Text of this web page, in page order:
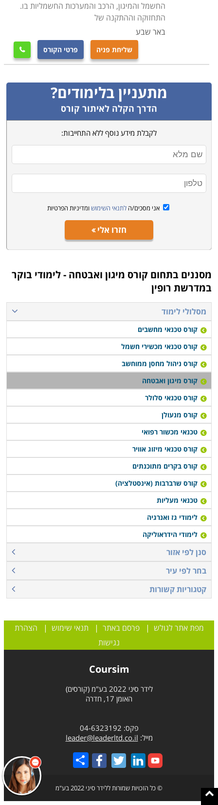
החשמל והמיגון, הרכב והמערכות החשמליות בו.
התחזוקה וההתקנה של
באר שבע
שליחת פניה פרטי הקורס 
מתעניין בלימודים?
הדרך הקלה לאיתור קורס
לקבלת מידע נוסף ללא התחייבות:
אני מסכים/ה לתנאי השימוש ומדיניות הפרטיות
חזרו אלי
מסננים בתחום קורס מיגון ואבטחה - לימודי בוקר
במדרשת רופין
מסלולי לימוד
קורס טכנאי מחשבים
קורס טכנאי מכשירי חשמל
קורס ניהול מחסן ממוחשב
קורס מיגון ואבטחה
קורס טכנאי סלולר
קורס מנעולן
טכנאי מכשור רפואי
קורס טכנאי מיזוג אוויר
קורס בקרים מתוכנתים
קורס שרברבות (אינסטלציה)
טכנאי מעליות
לימודי גז ואנרגיה
לימודי הידראוליקה
סנן לפי אזור
בחר לפי עיר
קטגוריות קשורות
מפת אתר לגולש |פרסם באתר | תנאי שימוש | הצהרת
נגישות
Coursim
לידר סיני 2022 בע"מ (קורסים)
האומן 17, חדרה
פקס: 04-6323192
מייל: leader@leaderltd.co.il
Share
© כל הזכויות שמורות ללידר סיני 2022 בע"מ